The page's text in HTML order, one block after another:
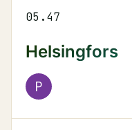
05.47
Helsingfors
P